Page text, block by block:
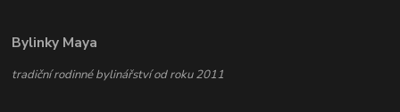
Bylinky Maya
tradiční rodinné bylinářství od roku 2011